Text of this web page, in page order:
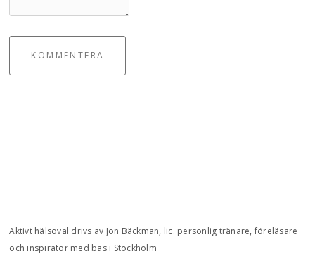
KOMMENTERA
Aktivt hälsoval drivs av Jon Bäckman, lic. personlig tränare, föreläsare
och inspiratör med bas i Stockholm